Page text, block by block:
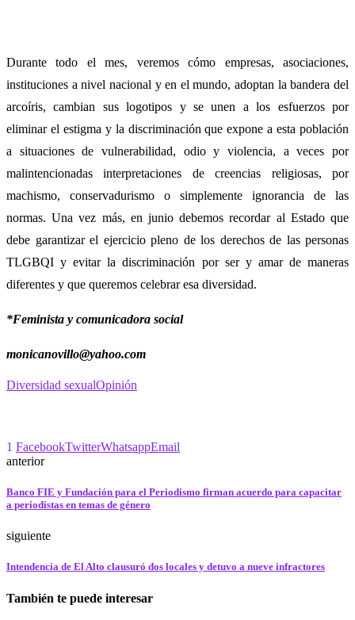
Durante todo el mes, veremos cómo empresas, asociaciones,
instituciones a nivel nacional y en el mundo, adoptan la bandera del
arcoíris, cambian sus logotipos y se unen a los esfuerzos por
eliminar el estigma y la discriminación que expone a esta población
a situaciones de vulnerabilidad, odio y violencia, a veces por
malintencionadas interpretaciones de creencias religiosas, por
machismo, conservadurismo o simplemente ignorancia de las
normas. Una vez más, en junio debemos recordar al Estado que
debe garantizar el ejercicio pleno de los derechos de las personas
TLGBQI y evitar la discriminación por ser y amar de maneras
diferentes y que queremos celebrar esa diversidad.
*Feminista y comunicadora social
monicanovillo@yahoo.com
Diversidad sexualOpinión
1 FacebookTwitterWhatsappEmail
anterior
Banco FIE y Fundación para el Periodismo firman acuerdo para capacitar
a periodistas en temas de género
siguiente
Intendencia de El Alto clausuró dos locales y detuvo a nueve infractores
También te puede interesar